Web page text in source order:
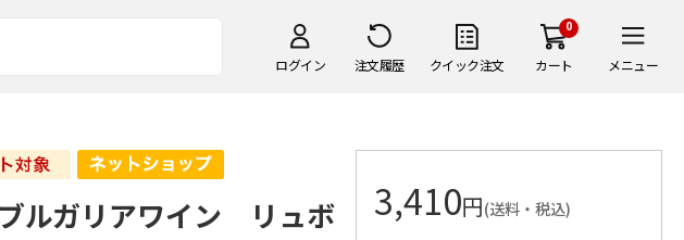
ログイン 注文履歴 クイック注文
0
カート メニュー
ルガリアワイン リュボ
3,410円(送料・税込)